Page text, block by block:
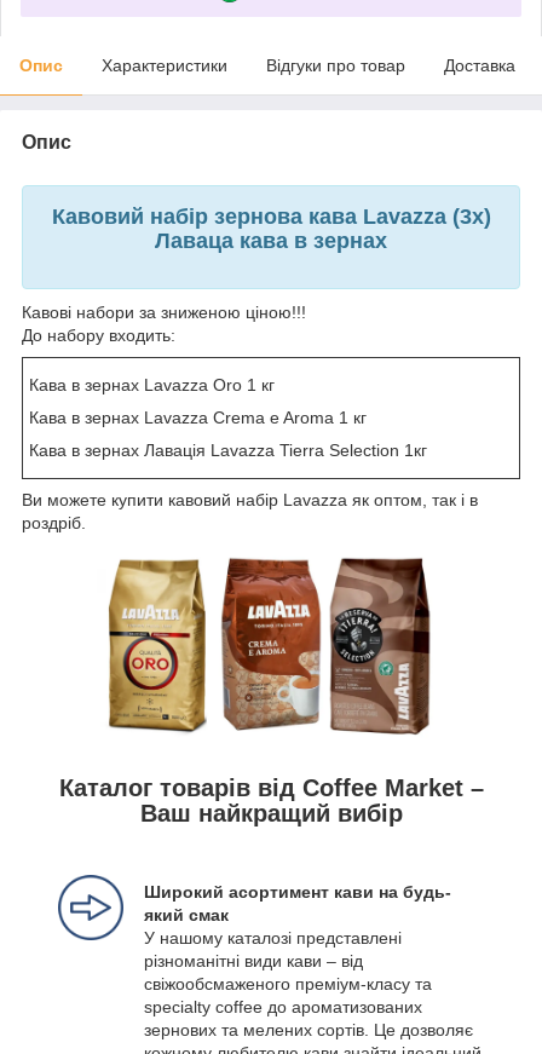
Опис Характеристики Відгуки про товар Доставка
Опис
Кавовий набір зернова кава Lavazza (3х)
Лаваца кава в зернах
Кавові набори за зниженою ціною!!!
До набору входить:
Кава в зернах Lavazza Oro 1 кг
Кава в зернах Lavazza Crema e Aroma 1 кг
Кава в зернах Лавація Lavazza Tierra Selection 1кг
Ви можете купити кавовий набір Lavazza як оптом, так і в
роздріб.
Каталог товарів від Coffee Market –
Ваш найкращий вибір
Широкий асортимент кави на будь-
який смак
У нашому каталозі представлені
різноманітні види кави – від
свіжообсмаженого преміум-класу та
specialty coffee до ароматизованих
зернових та мелених сортів. Це дозволяє